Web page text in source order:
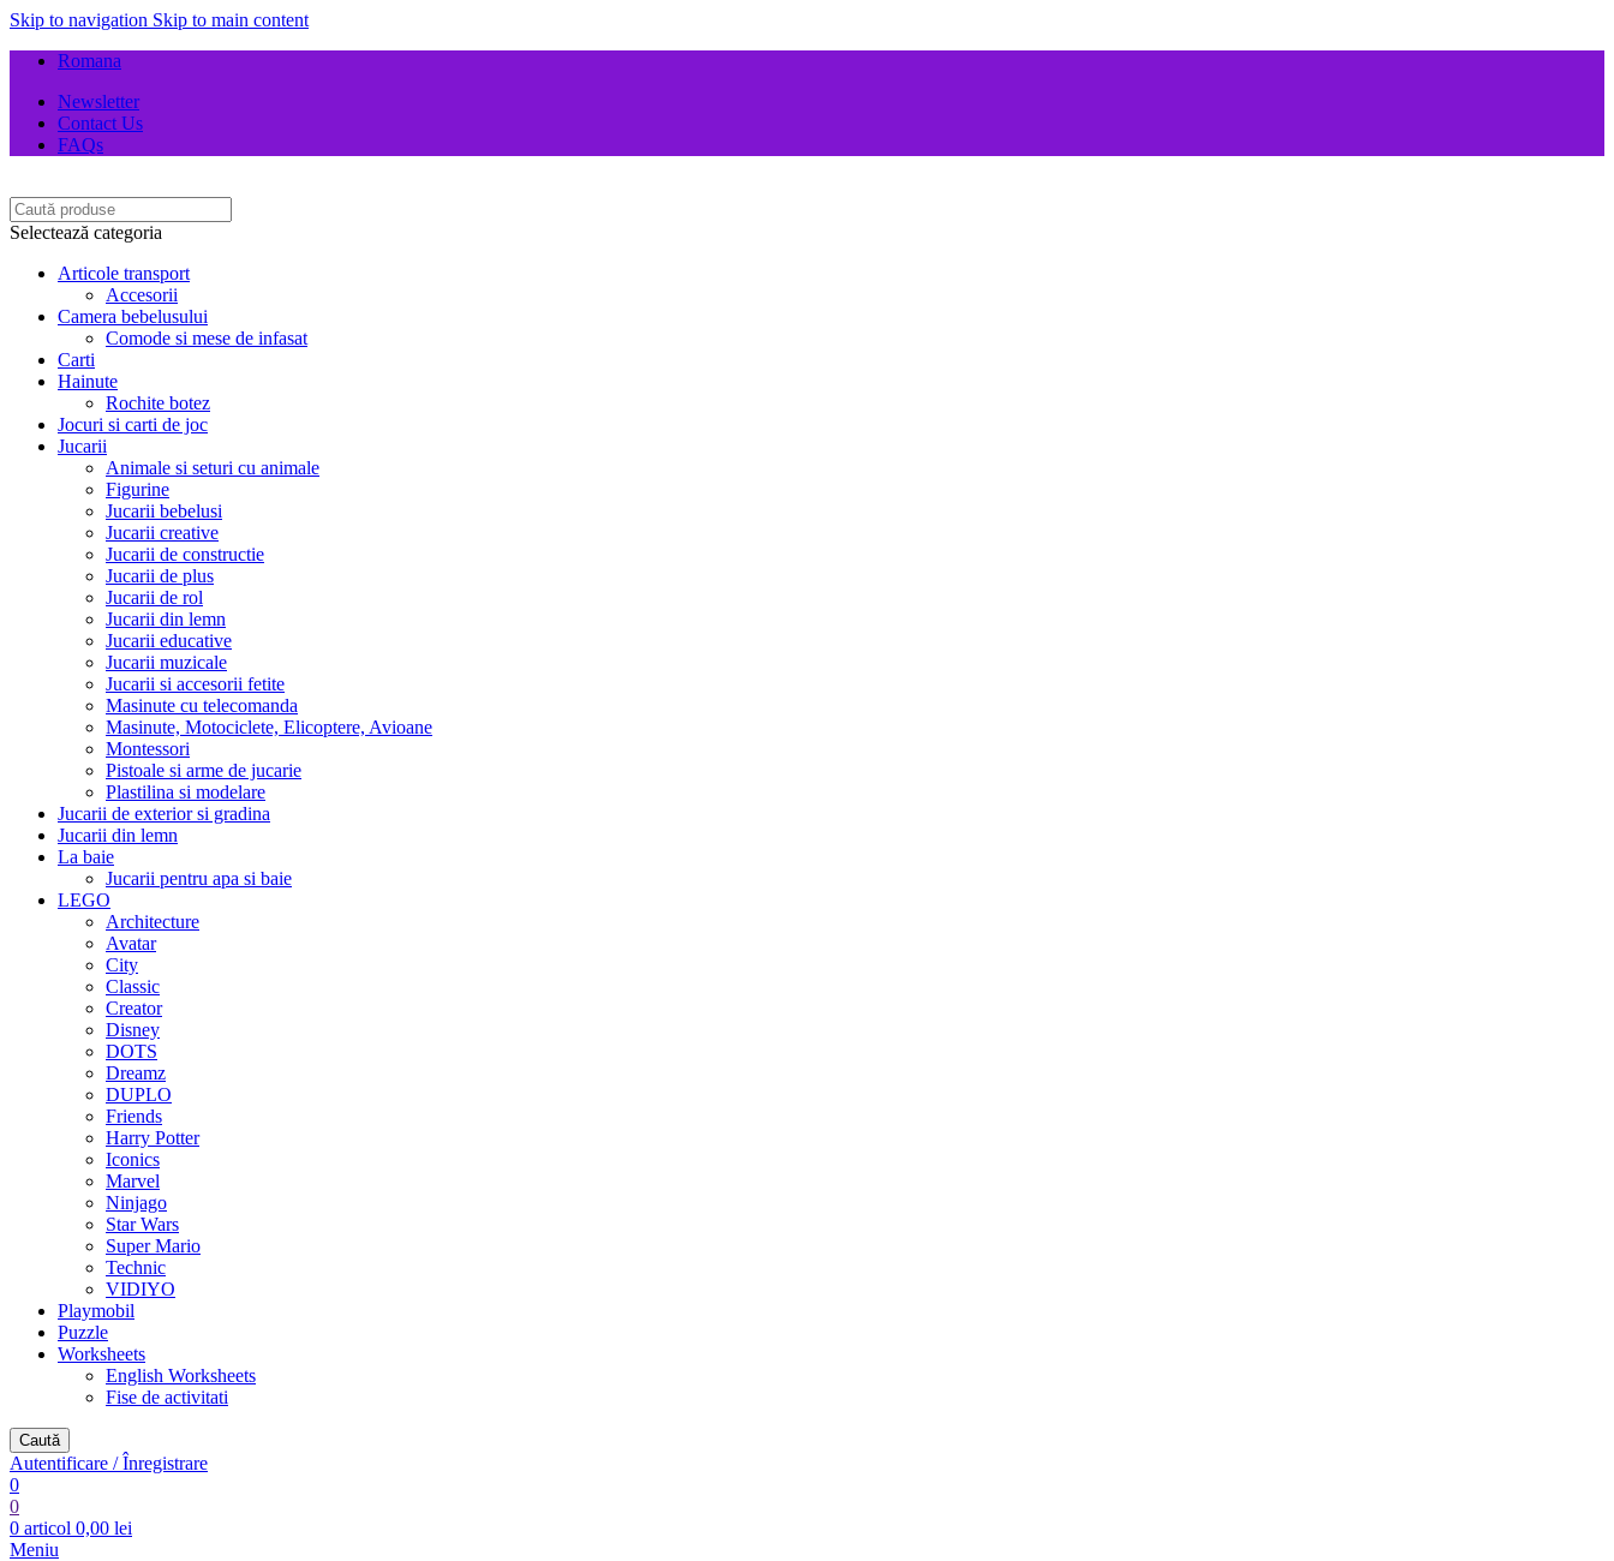
Skip to navigation Skip to main content
Romana
Newsletter
Contact Us
FAQs
Selectează categoria
Articole transport
Accesorii
Camera bebelusului
Comode si mese de infasat
Carti
Hainute
Rochite botez
Jocuri si carti de joc
Jucarii
Animale si seturi cu animale
Figurine
Jucarii bebelusi
Jucarii creative
Jucarii de constructie
Jucarii de plus
Jucarii de rol
Jucarii din lemn
Jucarii educative
Jucarii muzicale
Jucarii si accesorii fetite
Masinute cu telecomanda
Masinute, Motociclete, Elicoptere, Avioane
Montessori
Pistoale si arme de jucarie
Plastilina si modelare
Jucarii de exterior si gradina
Jucarii din lemn
La baie
Jucarii pentru apa si baie
LEGO
Architecture
Avatar
City
Classic
Creator
Disney
DOTS
Dreamz
DUPLO
Friends
Harry Potter
Iconics
Marvel
Ninjago
Star Wars
Super Mario
Technic
VIDIYO
Playmobil
Puzzle
Worksheets
English Worksheets
Fise de activitati
Caută
Autentificare / Înregistrare
0
0
0 articol 0,00 lei
Meniu